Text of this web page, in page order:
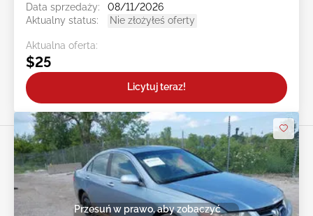
Data sprzedaży:
08/11/2026
Aktualny status:
Nie złożyłeś oferty
Aktualna oferta:
$25
Licytuj teraz!
Przesuń w prawo, aby zobaczyć